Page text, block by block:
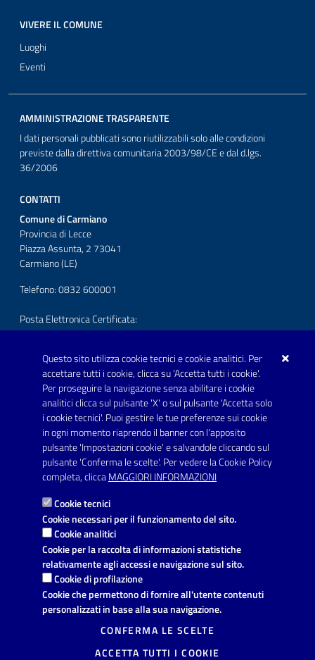
Questo sito utilizza cookie tecnici e cookie analitici. Per
accettare tutti i cookie, clicca su 'Accetta tutti i cookie'.
Per proseguire la navigazione senza abilitare i cookie
analitici clicca sul pulsante 'X' o sul pulsante 'Accetta solo
i cookie tecnici'. Puoi gestire le tue preferenze sui cookie
in ogni momento riaprendo il banner con l'apposito
pulsante 'Impostazioni cookie' e salvandole cliccando sul
pulsante 'Conferma le scelte'. Per vedere la Cookie Policy
completa, cliccaMAGGIORI INFORMAZIONI
Cookie tecnici
Cookie necessari per il funzionamento del sito.
Cookie analitici
Cookie per la raccolta di informazioni statistiche
relativamente agli accessi e navigazione sul sito.
Cookie di profilazione
Cookie che permettono di fornire all'utente contenuti
personalizzati in base alla sua navigazione.
CONFERMA LE SCELTE
ACCETTA TUTTI I COOKIE
VIVERE IL COMUNE
Luoghi
Eventi
AMMINISTRAZIONE TRASPARENTE
I dati personali pubblicati sono riutilizzabili solo alle condizioni
previste dalla direttiva comunitaria 2003/98/CE e dal d.lgs.
36/2006
CONTATTI
Comune di Carmiano
Provincia di Lecce
Piazza Assunta, 2 73041
Carmiano (LE)
Telefono: 0832 600001
Posta Elettronica Certificata:
protocollo.comunecarmiano@pec.rupar.puglia.it
URP - Ufficio Relazioni con il Pubblico
SEGUICI SU
Youtube
Link utili
Informativa privacy
Dichiarazione di accessibilità
Note legali
Domande frequenti
Richiesta di assistenza
Segnalazione disservizio
Prenotazione appuntamento